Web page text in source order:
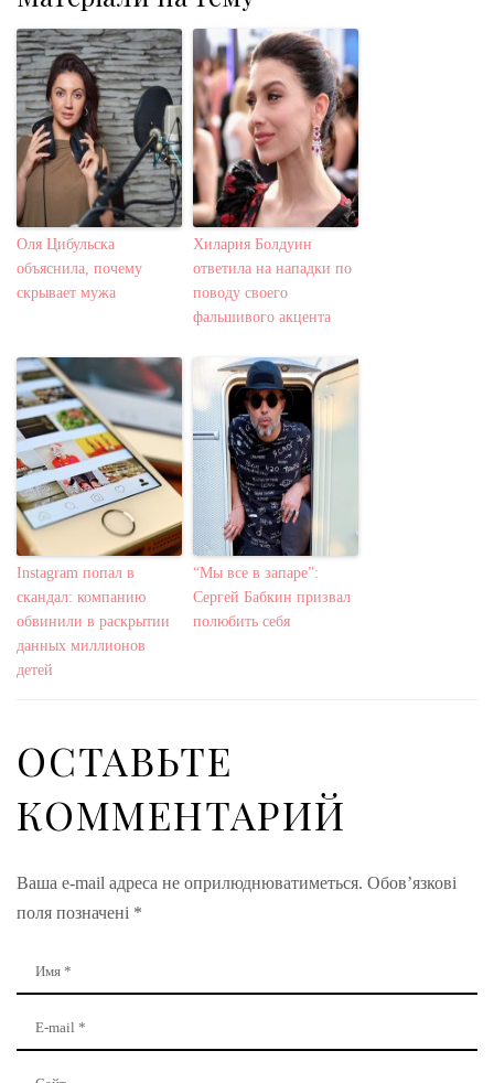
Оля Цибульска
объяснила, почему
скрывает мужа
Хилария Болдуин
ответила на нападки по
поводу своего
фальшивого акцента
Instagram попал в
скандал: компанию
обвинили в раскрытии
данных миллионов
детей
“Мы все в запаре”:
Сергей Бабкин призвал
полюбить себя
ОСТАВЬТЕ
КОММЕНТАРИЙ
Ваша e-mail адреса не оприлюднюватиметься. Обов’язкові
поля позначені *